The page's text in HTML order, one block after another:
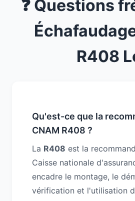
❓ Questions
R408
Qu'est-ce que la
CNAM R408 ?
La R408 est la
Caisse nationale
encadre le montage, le
vérification et l'utilisation